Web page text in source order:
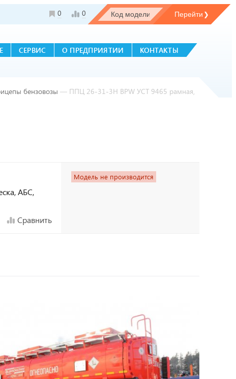
0 0
СЕРВИС О ПРЕДПРИЯТИИ КОНТАКТЫ
бензовозы — ППЦ 26-31-3Н BPW УСТ 9465 рамная,
АБС,
Сравнить
Модель не производится